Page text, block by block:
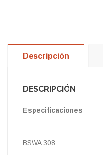
Descripción
DESCRIPCIÓN
Especificaciones
BSWA 308